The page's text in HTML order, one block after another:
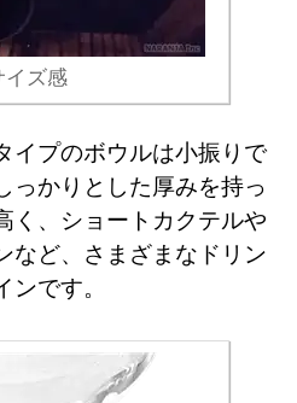
イズ感
イプのボウルは小振りで
っかりとした厚みを持っ
く、ショートカクテルや
など、さまざまなドリン
です。